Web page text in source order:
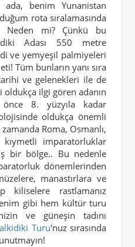
benim Yunanistan
rota sıralamasında
Neden mi? Çünkü bu
Adası 550 metre
ve yemyeşil palmiyeleri
Tüm bunların yanı sıra
ve gelenekleri ile de
ilgi gören adanın
8. yüzyıla kadar
oldukça önemli
Roma, Osmanlı,
imparatorluklar
bir bölge.. Bu nedenle
dönemlerinden
manastırlara ve
kiliselere rastlamanız
gibi hem kültür turu
ve güneşin tadını
Turu'nuz sırasında